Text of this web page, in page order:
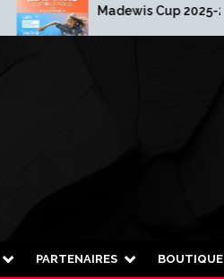
Madewis Cup 2025-2026
PARTENAIRES BOUTIQUE